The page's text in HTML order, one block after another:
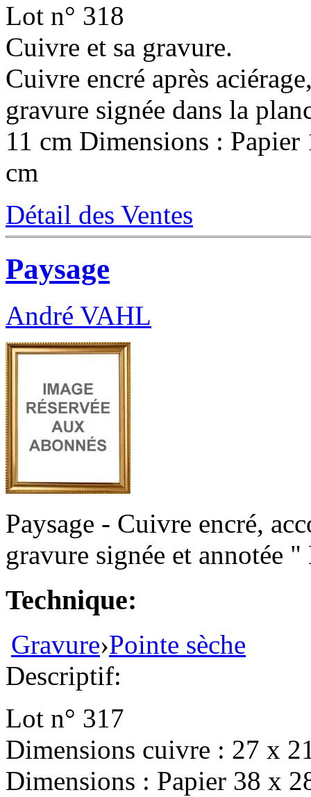
Lot n° 318
Cuivre et sa gravure.
Cuivre encré après
gravure signée dans la
11 cm Dimensions :
cm
Détail des Ventes
Paysage
André VAHL
Paysage - Cuivre encré,
gravure signée et annotée
Technique:
Gravure›Pointe sèche
Descriptif:
Lot n° 317
Dimensions cuivre : 27 x
Dimensions : Papier 38 x